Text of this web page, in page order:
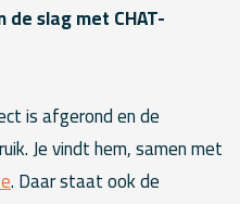
slag met CHAT-
is afgerond en de
Je vindt hem, samen met
. Daar staat ook de